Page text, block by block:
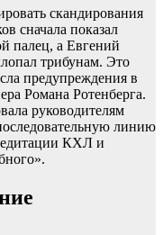
скандирования
сначала показал
палец, а Евгений
трибунам. Это
предупреждения в
Романа Ротенберга.
руководителям
линию
КХЛ и